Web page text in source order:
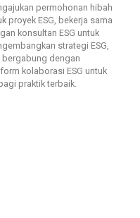
permohonan hibah
proyek ESG, bekerja sama
konsultan ESG untuk
strategi ESG,
bergabung dengan
kolaborasi ESG untuk
praktik terbaik.